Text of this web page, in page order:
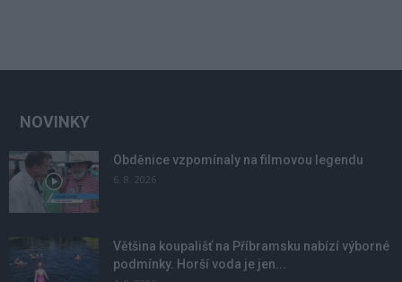
NOVINKY
Obděnice vzpomínaly na filmovou legendu
6. 8. 2026
Většina koupališť na Příbramsku nabízí výborné
podmínky. Horší voda je jen...